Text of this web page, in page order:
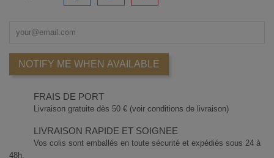
NOTIFY ME WHEN AVAILABLE
FRAIS DE PORT
Livraison gratuite dès 50 € (voir conditions de livraison)
LIVRAISON RAPIDE ET SOIGNEE
Vos colis sont emballés en toute sécurité et expédiés sous 24 à
48h.